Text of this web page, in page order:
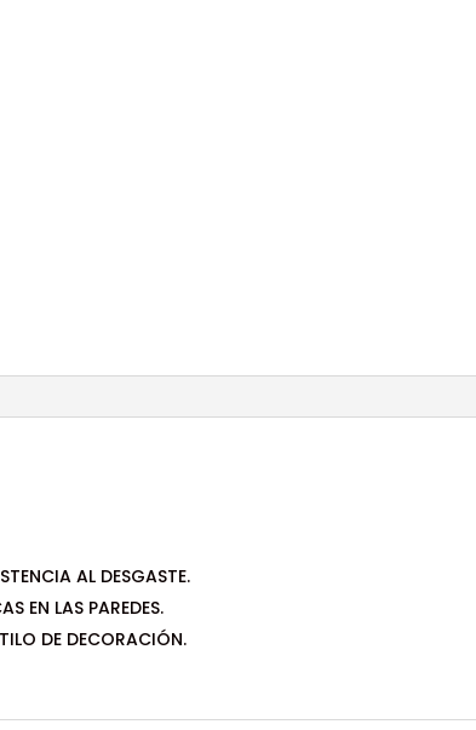
AL DESGASTE.
EN LAS PAREDES.
DE DECORACIÓN.